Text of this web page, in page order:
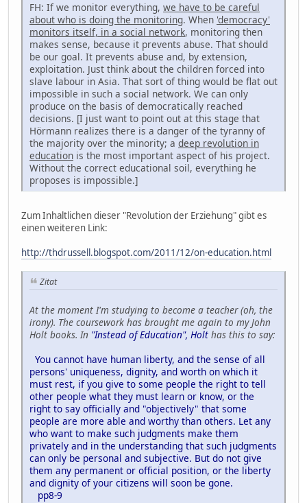
FH: If we monitor everything, we have to be careful
about who is doing the monitoring. When 'democracy'
monitors itself, in a social network, monitoring then
makes sense, because it prevents abuse. That should
be our goal. It prevents abuse and, by extension,
exploitation. Just think about the children forced into
slave labour in Asia. That sort of thing would be flat out
impossible in such a social network. We can only
produce on the basis of democratically reached
decisions. [I just want to point out at this stage that
Hörmann realizes there is a danger of the tyranny of
the majority over the minority; a deep revolution in
education is the most important aspect of his project.
Without the correct educational soil, everything he
proposes is impossible.]
Zum Inhaltlichen dieser "Revolution der Erziehung" gibt es
einen weiteren Link:
http://thdrussell.blogspot.com/2011/12/on-education.html
Zitat
At the moment I'm studying to become a teacher (oh, the
irony). The coursework has brought me again to my John
Holt books. In "Instead of Education", Holt has this to say:
You cannot have human liberty, and the sense of all
persons' uniqueness, dignity, and worth on which it
must rest, if you give to some people the right to tell
other people what they must learn or know, or the
right to say officially and "objectively" that some
people are more able and worthy than others. Let any
who want to make such judgments make them
privately and in the understanding that such judgments
can only be personal and subjective. But do not give
them any permanent or official position, or the liberty
and dignity of your citizens will soon be gone.
pp8-9